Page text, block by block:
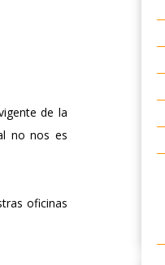
de la
no nos es
oficinas